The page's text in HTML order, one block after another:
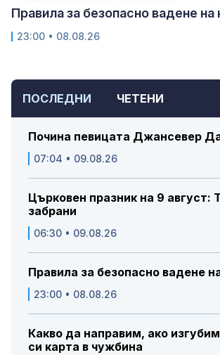
ПОСЛЕДНИ ЧЕТЕНИ
Почина певицата Джансевер
07:04 • 09.08.26
Църковен празник на 9 август:
забрани
06:30 • 09.08.26
Правила за безопасно вадене
23:00 • 08.08.26
Какво да направим, ако
си карта в чужбина
Правила за безопасно вадене
23:00 • 08.08.26